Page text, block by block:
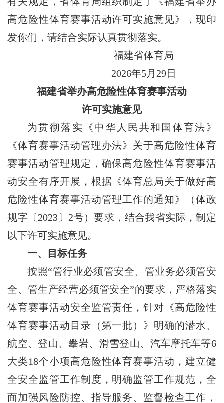
高危险性体育赛事活动许可实施意见》，现印
发你们，请结合实际认真贯彻落实。
福建省体育局
2026年5月29日
福建省举办高危险性体育赛事活动
许可实施意见
为贯彻落实《中华人民共和国体育法》
《体育赛事活动管理办法》关于高危险性体育
赛事活动管理规定，确保高危险性体育赛事活
动安全有序开展，根据《体育总局关于做好高
危险性体育赛事活动管理工作的通知》（体政
规字〔2023〕2号）要求，结合我省实际，制定
以下许可实施意见。
一、目标任务
按照“管行业必须管安全、管业务必须管安
全、管生产经营必须管安全”的要求，严格落实
体育赛事活动安全监管责任，针对《高危险性
体育赛事活动目录（第一批）》明确的潜水、
航空、登山、攀岩、滑雪登山、汽车摩托车等6
大类18个小项高危险性体育赛事活动，建立健
全安全监管工作制度，明确监管工作规范，全
面加强风险防控、指导服务、监督检查工作，